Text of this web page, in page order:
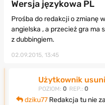
Wersja językowa PL
Prośba do redakcji o zmianę
angielska , a przecież gra ma
z dubbingiem.
02.09.2015, 13:45
Użytkownik
POZIOM: 0 REP.: 0
dziku77 Redakcja tu nie